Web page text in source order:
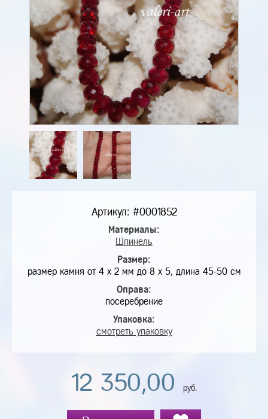
Артикул: #0001852
Материалы:
Шпинель
Размер:
размер камня от 4 х 2 мм до 8 х 5, длина 45-50 см
Оправа:
посеребрение
Упаковка:
смотреть упаковку
12 350,00 руб.